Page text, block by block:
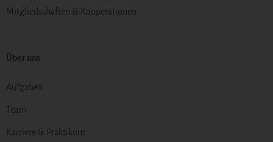
Mitgliedschaften & Kooperationen
Über uns
Aufgaben
Team
Karriere & Praktikum